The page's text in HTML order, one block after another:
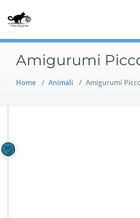
Amigurumi
Home / Animali / Amigurumi